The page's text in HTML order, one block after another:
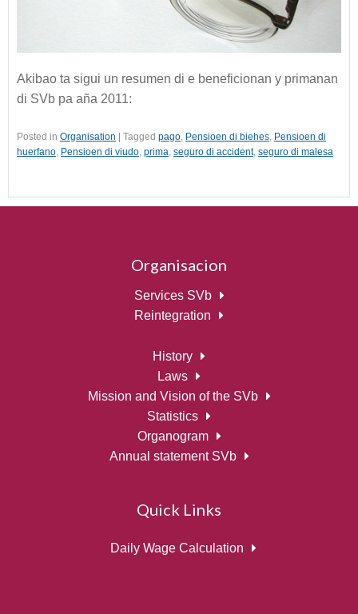
Akibao ta sigui un resumen di e beneficionan y primanan
di SVb pa aña 2011:
Posted in Organisation Tagged pago, Pensioen di biehes, Pensioen di
huerfano, Pensioen di viudo, prima, seguro di accident, seguro di malesa
Organisacion
Services SVb
Reintegration
History
Laws
Mission and Vision of the SVb
Statistics
Organogram
Annual statement SVb
Quick Links
Daily Wage Calculation